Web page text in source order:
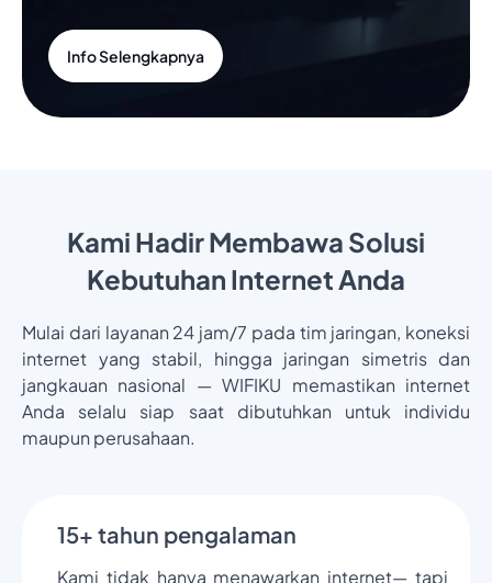
Info Selengkapnya
Kami Hadir Membawa Solusi
Kebutuhan Internet Anda
Mulai dari layanan 24 jam/7 pada tim jaringan, koneksi
internet yang stabil, hingga jaringan simetris dan
jangkauan nasional — WIFIKU memastikan internet
Anda selalu siap saat dibutuhkan untuk individu
maupun perusahaan.
15+ tahun pengalaman
Kami tidak hanya menawarkan internet— tapi